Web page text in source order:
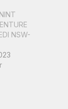
NSW-